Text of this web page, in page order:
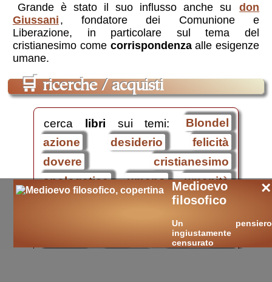
Grande è stato il suo influsso anche su don
Giussani , fondatore dei Comunione e
Liberazione, in particolare sul tema del
cristianesimo come corrispondenzaalle esigenze
umane.
🛒 ricerche / acquisti
cerca libri sui temi:
Blondel
azione
desiderio
felicità
dovere
cristianesimo
apologetica
umano
umanità
islam
classici
tesina
tesi
×
Medioevo
filosofico
Un pensiero
ingiustamente
censurato